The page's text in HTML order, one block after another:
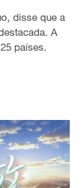
disse que a
. A
países.